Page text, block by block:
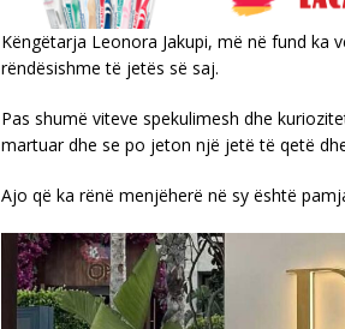
Këngëtarja Leonora Jakupi, më në fund
rëndësishme të jetës së saj.
Pas shumë viteve spekulimesh dhe
martuar dhe se po jeton një jetë të qetë
Ajo që ka rënë menjëherë në sy është